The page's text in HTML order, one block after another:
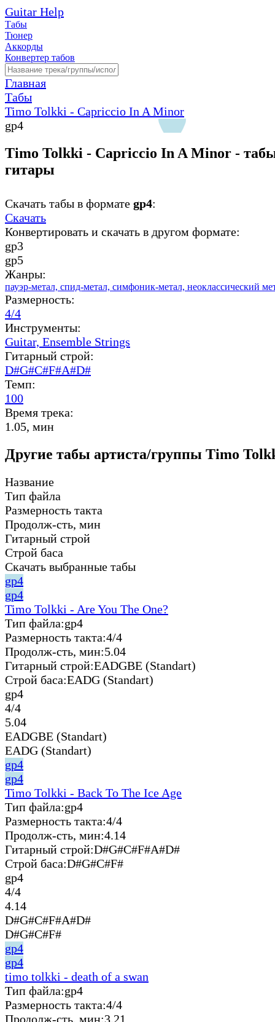
Guitar Help
Табы
Тюнер
Аккорды
Конвертер табов
Главная
Табы
Timo Tolkki - Capriccio In A Minor
gp4
Timo Tolkki - Capriccio In A Minor -
гитары
Скачать табы в формате gp4:
Скачать
Конвертировать и скачать в другом формате:
gp3
gp5
Жанры:
пауэр-метал, спид-метал, симфоник-метал, неоклассический
Размерность:
4/4
Инструменты:
Guitar, Ensemble Strings
Гитарный строй:
D#G#C#F#A#D#
Темп:
100
Время трека:
1.05, мин
Другие табы артиста/группы Timo
Название
Тип файла
Размерность такта
Продолж-сть, мин
Гитарный строй
Строй баса
Скачать выбранные табы
gp4
gp4
Timo Tolkki - Are You The One?
Тип файла:gp4
Размерность такта:4/4
Продолж-сть, мин:5.04
Гитарный строй:EADGBE (Standart)
Строй баса:EADG (Standart)
gp4
4/4
5.04
EADGBE (Standart)
EADG (Standart)
gp4
gp4
Timo Tolkki - Back To The Ice Age
Тип файла:gp4
Размерность такта:4/4
Продолж-сть, мин:4.14
Гитарный строй:D#G#C#F#A#D#
Строй баса:D#G#C#F#
gp4
4/4
4.14
D#G#C#F#A#D#
D#G#C#F#
gp4
gp4
timo tolkki - death of a swan
Тип файла:gp4
Размерность такта:4/4
Продолж-сть, мин:3.21